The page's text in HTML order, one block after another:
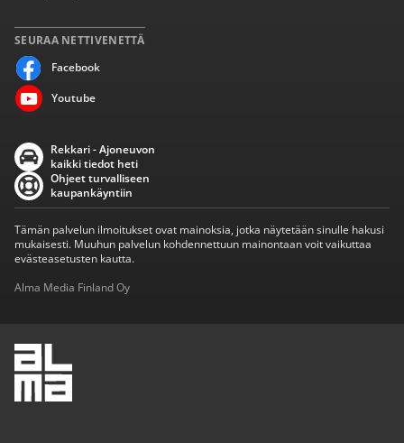
SEURAA NETTIVENETTÄ
Facebook
Youtube
Rekkari - Ajoneuvon
kaikki tiedot heti
Ohjeet turvalliseen
kaupankäyntiin
Tämän palvelun ilmoitukset ovat mainoksia, jotka näytetään sinulle hakusi
mukaisesti. Muuhun palvelun kohdennettuun mainontaan voit vaikuttaa
evästeasetusten kautta.
Alma Media Finland Oy